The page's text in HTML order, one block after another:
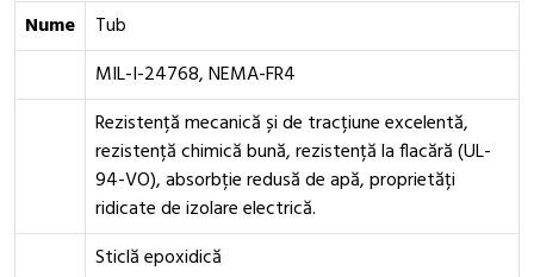
Nume
Tub
MIL-I-24768, NEMA-FR4
Rezistență mecanică și de tracțiune excelentă,
rezistență chimică bună, rezistență la flacără (UL-
94-VO), absorbție redusă de apă, proprietăți
ridicate de izolare electrică.
Sticlă epoxidică